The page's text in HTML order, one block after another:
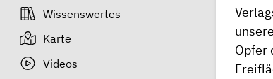
Wissenswertes
Karte
Videos
Opfer